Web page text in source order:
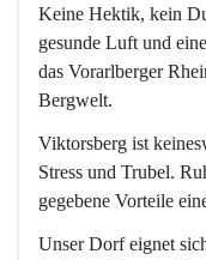
Keine Hektik, kein
gesunde Luft und
das Vorarlberger
Bergwelt.
Viktorsberg ist
Stress und Trubel.
gegebene Vorteile
Unser Dorf eignet